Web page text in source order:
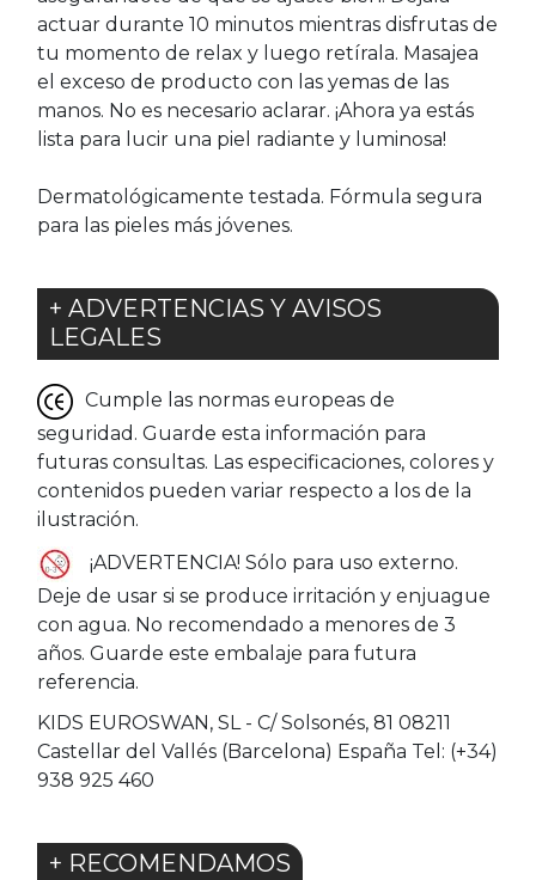
actuar durante 10 minutos mientras disfrutas de
tu momento de relax y luego retírala. Masajea
el exceso de producto con las yemas de las
manos. No es necesario aclarar. ¡Ahora ya estás
lista para lucir una piel radiante y luminosa!
Dermatológicamente testada. Fórmula segura
para las pieles más jóvenes.
+ ADVERTENCIAS Y AVISOS
LEGALES
Cumple las normas europeas de
seguridad. Guarde esta información para
futuras consultas. Las especificaciones, colores y
contenidos pueden variar respecto a los de la
ilustración.
¡ADVERTENCIA! Sólo para uso externo.
Deje de usar si se produce irritación y enjuague
con agua. No recomendado a menores de 3
años. Guarde este embalaje para futura
referencia.
KIDS EUROSWAN, SL - C/ Solsonés, 81 08211
Castellar del Vallés (Barcelona) España Tel: (+34)
938 925 460
+ RECOMENDAMOS